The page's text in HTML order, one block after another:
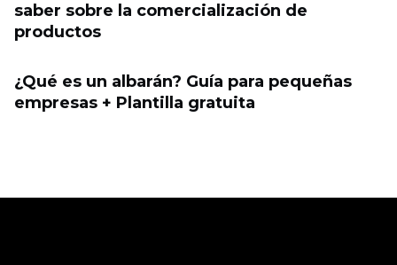
saber sobre la comercialización de
productos
¿Qué es un albarán? Guía para pequeñas
empresas + Plantilla gratuita